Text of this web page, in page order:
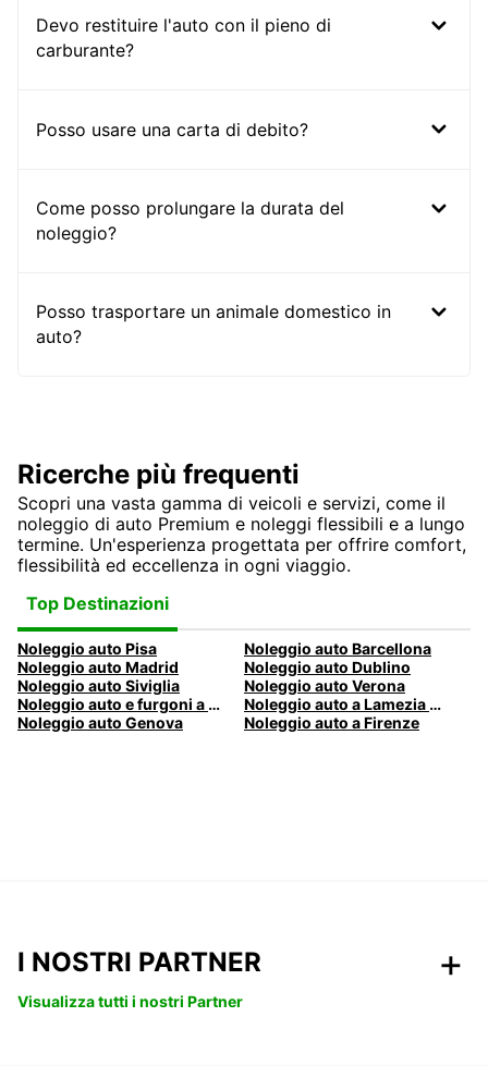
Devo restituire l'auto con il pieno di
carburante?
Posso usare una carta di debito?
Come posso prolungare la durata del
noleggio?
Posso trasportare un animale domestico in
auto?
Ricerche più frequenti
Scopri una vasta gamma di veicoli e servizi, come il
noleggio di auto Premium e noleggi flessibili e a lungo
termine. Un'esperienza progettata per offrire comfort,
flessibilità ed eccellenza in ogni viaggio.
Top Destinazioni
Noleggio auto Pisa
Noleggio auto Barcellona
Noleggio auto Madrid
Noleggio auto Dublino
Noleggio auto Siviglia
Noleggio auto Verona
Noleggio auto e furgoni a Pescara
Noleggio auto a Lamezia Terme, Italia
Noleggio auto Genova
Noleggio auto a Firenze
I NOSTRI PARTNER
Visualizza tutti i nostri Partner